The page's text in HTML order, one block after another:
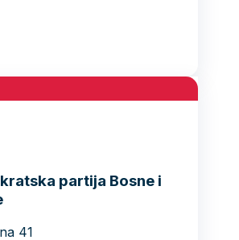
partija Bosne i
41